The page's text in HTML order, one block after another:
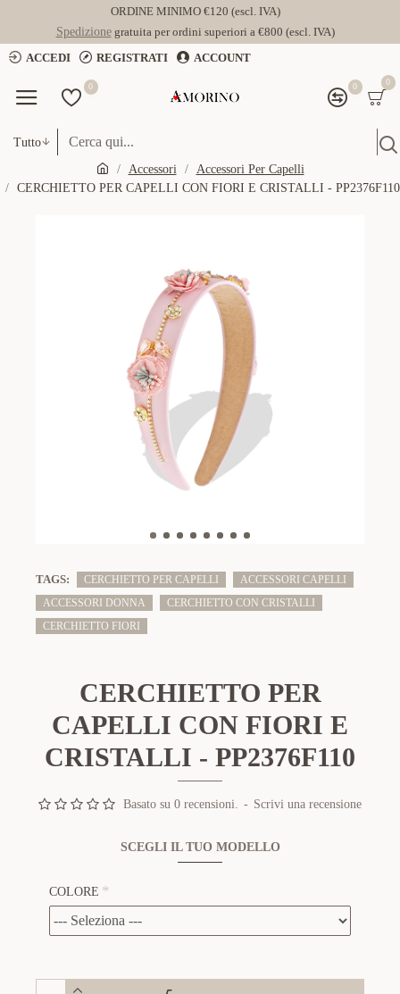
ORDINE MINIMO €120 (escl. IVA)
Spedizionegratuita per ordini superiori a €800 (escl. IVA)
ACCEDI
REGISTRATI ACCOUNT
0 0 0
Tutto
Accessori
Accessori Per Capelli
CERCHIETTO PER CAPELLI CON FIORI E CRISTALLI - PP2376F110
TAGS: CERCHIETTO PER CAPELLI
ACCESSORI CAPELLI
ACCESSORI DONNA
CERCHIETTO CON CRISTALLI
CERCHIETTO FIORI
CERCHIETTO PER
CAPELLI CON FIORI E
CRISTALLI - PP2376F110
Basato su 0 recensioni. - Scrivi una recensione
SCEGLI IL TUO MODELLO
COLORE